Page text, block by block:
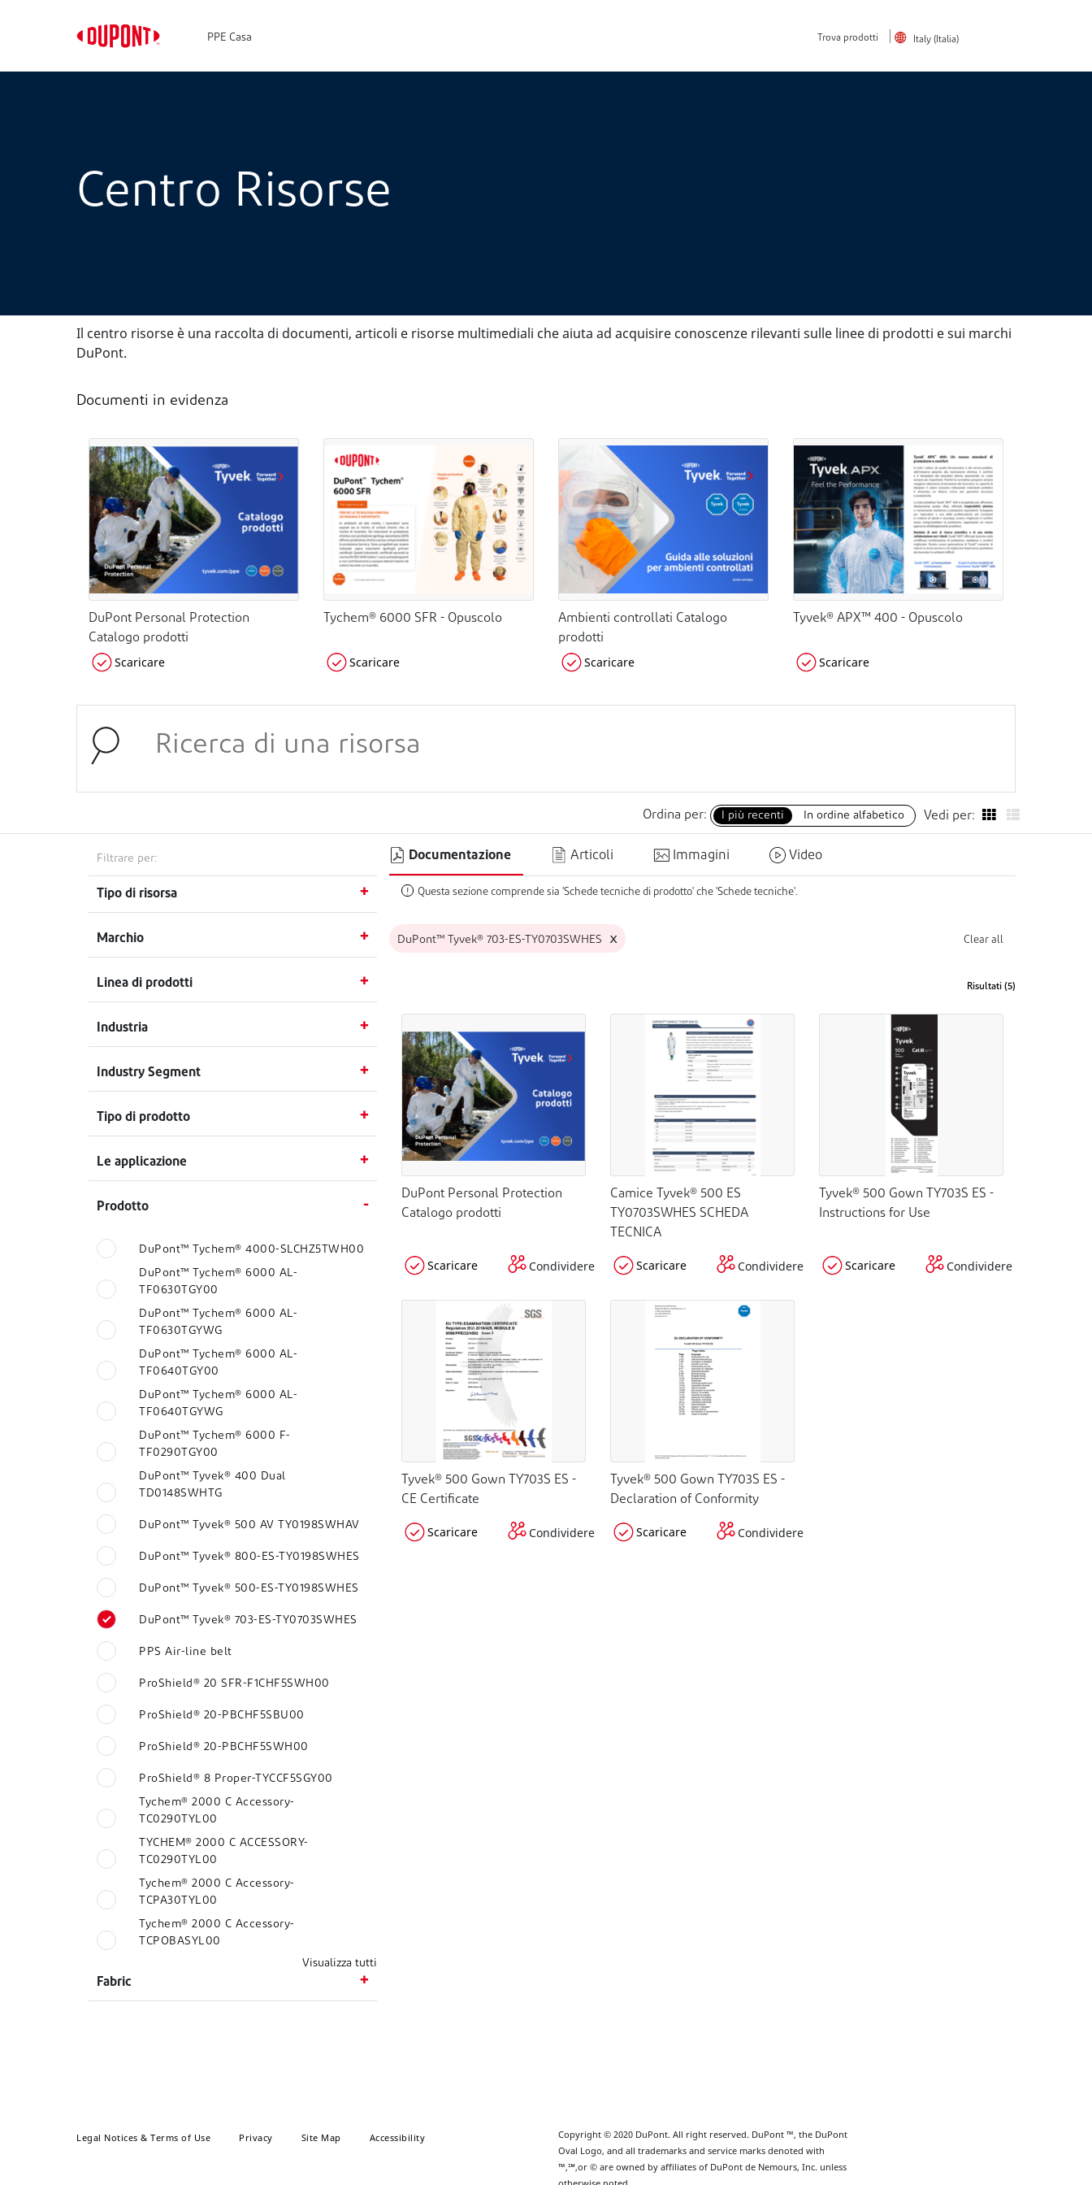
PPE Casa Trova prodotti Italy (Italia)
Centro Risorse
Il centro risorse è una raccolta di documenti, articoli e risorse multimediali che aiuta ad acquisire conoscenze rilevanti sulle linee di prodotti e sui marchi
DuPont.
Documenti in evidenza
DuPont Personal Protection
Catalogo prodotti
Scaricare
Tychem® 6000 SFR - Opuscolo
Scaricare
Ambienti controllati Catalogo
prodotti
Scaricare
Tyvek® APX™ 400 - Opuscolo
Scaricare
Vedi per:
Ordina per: I più recenti In ordine alfabetico
Filtrare per:
Tipo di risorsa
Marchio
Linea di prodotti
Industria
Industry Segment
Tipo di prodotto
Le applicazione
Prodotto
DuPont™ Tychem® 4000-SLCHZ5TWH00
DuPont™ Tychem® 6000 AL-
TF0630TGY00
DuPont™ Tychem® 6000 AL-
TF0630TGYWG
DuPont™ Tychem® 6000 AL-
TF0640TGY00
DuPont™ Tychem® 6000 AL-
TF0640TGYWG
DuPont™ Tychem® 6000 F-
TF0290TGY00
DuPont™ Tyvek® 400 Dual
TD0148SWHTG
DuPont™ Tyvek® 500 AV TY0198SWHAV
DuPont™ Tyvek® 800-ES-TY0198SWHES
DuPont™ Tyvek® 500-ES-TY0198SWHES
DuPont™ Tyvek® 703-ES-TY0703SWHES
PPS Air-line belt
ProShield® 20 SFR-F1CHF5SWH00
ProShield® 20-PBCHF5SBU00
ProShield® 20-PBCHF5SWH00
ProShield® 8 Proper-TYCCF5SGY00
Tychem® 2000 C Accessory-
TC0290TYL00
TYCHEM® 2000 C ACCESSORY-
TC0290TYL00
Tychem® 2000 C Accessory-
TCPA30TYL00
Tychem® 2000 C Accessory-
TCPOBASYL00
Visualizza tutti
Fabric
Documentazione Articoli Immagini Video
! Questa sezione comprende sia 'Schede tecniche di prodotto' che 'Schede tecniche'.
DuPont™ Tyvek® 703-ES-TY0703SWHES x Clear all
Risultati (5)
DuPont Personal Protection
Catalogo prodotti
Scaricare Condividere
Camice Tyvek® 500 ES
TY0703SWHES SCHEDA
TECNICA
Scaricare Condividere
Tyvek® 500 Gown TY703S ES -
Instructions for Use
Scaricare Condividere
Tyvek® 500 Gown TY703S ES -
CE Certificate
Scaricare Condividere
Tyvek® 500 Gown TY703S ES -
Declaration of Conformity
Scaricare Condividere
Legal Notices & Terms of Use Privacy Site Map Accessibility
Copyright © 2020 DuPont. All right reserved. DuPont ™, the DuPont
Oval Logo, and all trademarks and service marks denoted with
™,℠,or © are owned by affiliates of DuPont de Nemours, Inc. unless